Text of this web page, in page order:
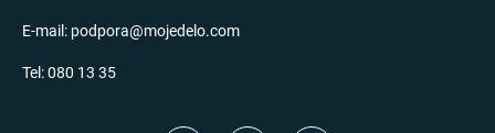
E-mail: podpora@mojedelo.com
Tel:080 13 35